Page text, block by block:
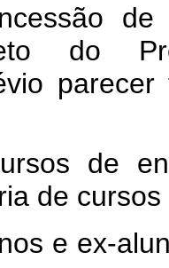
de
do
de
de
e ex-